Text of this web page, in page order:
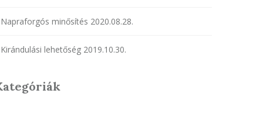
Napraforgós minősítés 2020.08.28.
Kirándulási lehetőség 2019.10.30.